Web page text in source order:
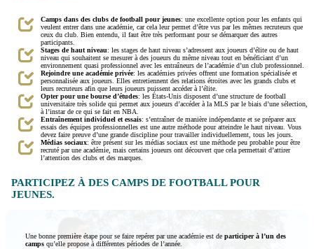
Camps dans des clubs de football pour jeunes: une excellente option pour les enfants qui
veulent entrer dans une académie, car cela leur permet d’être vus par les mêmes recruteurs que
ceux du club. Bien entendu, il faut être très performant pour se démarquer des autres
participants.
Stages de haut niveau: les stages de haut niveau s’adressent aux joueurs d’élite ou de haut
niveau qui souhaitent se mesurer à des joueurs du même niveau tout en bénéficiant d’un
environnement quasi professionnel avec les entraîneurs de l’académie d’un club professionnel.
Rejoindre une académie privée: les académies privées offrent une formation spécialisée et
personnalisée aux joueurs. Elles entretiennent des relations étroites avec les grands clubs et
leurs recruteurs afin que leurs joueurs puissent accéder à l’élite.
Opter pour une bourse d’études: les États-Unis disposent d’une structure de football
universitaire très solide qui permet aux joueurs d’accéder à la MLS par le biais d’une sélection,
à l’instar de ce qui se fait en NBA.
Entraînement individuel et essais: s’entraîner de manière indépendante et se préparer aux
essais des équipes professionnelles est une autre méthode pour atteindre le haut niveau. Vous
devez faire preuve d’une grande discipline pour travailler individuellement, tous les jours.
Médias sociaux: être présent sur les médias sociaux est une méthode peu probable pour être
recruté par une académie, mais certains joueurs ont découvert que cela permettait d’attirer
l’attention des clubs et des marques.
PARTICIPEZ À DES CAMPS DE FOOTBALL POUR
JEUNES.
Une bonne première étape pour se faire repérer par une académie est de participer à l’un des
campsqu’elle propose à différentes périodes de l’année.